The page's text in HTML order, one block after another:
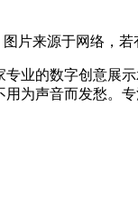
图片来源于网络，
业的数字创意展
为声音而发愁。